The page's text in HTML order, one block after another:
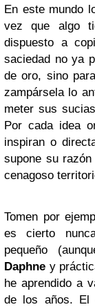
En este mundo
vez que algo
dispuesto a
saciedad no ya
de oro, sino
zampársela lo
meter sus
Por cada idea
inspiran o
supone su
cenagoso
Tomen por
es cierto
pequeño
Daphne y
he aprendido a
de los años. El